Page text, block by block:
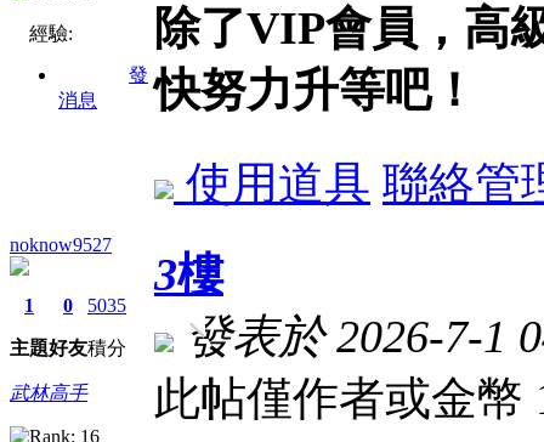
經驗:
發
消息
除了VIP會員，高
快努力升等吧！
使用道具 聯絡管
noknow9527
1
主題
0
好友
5035
積分
武林高手
3樓
發表於 2026-7-1
此帖僅作者或金幣